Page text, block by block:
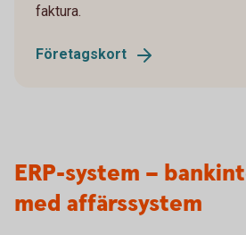
faktura.
Företagskort
ERP-system –
med affärssystem